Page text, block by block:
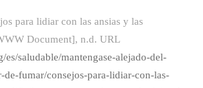
para lidiar con las ansias y las
Document], n.d. URL
es/saludable/mantengase-alejado-del-
de-fumar/consejos-para-lidiar-con-las-